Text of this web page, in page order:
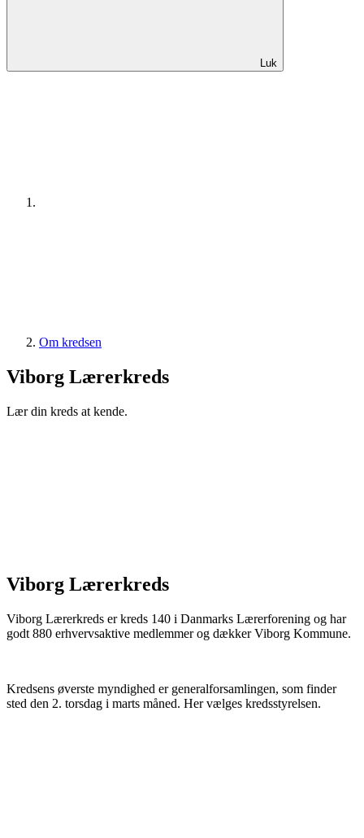
Luk
Om kredsen
Viborg Lærerkreds
Lær din kreds at kende.
Viborg Lærerkreds
Viborg Lærerkreds er kreds 140 i Danmarks Lærerforening og har
godt 880 erhvervsaktive medlemmer og dækker Viborg Kommune.
Kredsens øverste myndighed er generalforsamlingen, som finder
sted den 2. torsdag i marts måned. Her vælges kredsstyrelsen.